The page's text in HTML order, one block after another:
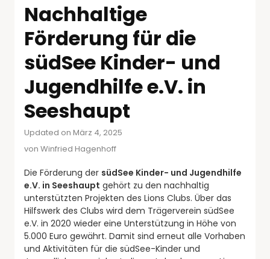
Nachhaltige
Förderung für die
südSee Kinder- und
Jugendhilfe e.V. in
Seeshaupt
Updated on März 4, 2025
von Winfried Hagenhoff
Die Förderung der südSee Kinder- und Jugendhilfe
e.V. in Seeshaupt gehört zu den nachhaltig
unterstützten Projekten des Lions Clubs. Über das
Hilfswerk des Clubs wird dem Trägerverein südSee
e.V. in 2020 wieder eine Unterstützung in Höhe von
5.000 Euro gewährt. Damit sind erneut alle Vorhaben
und Aktivitäten für die südSee-Kinder und